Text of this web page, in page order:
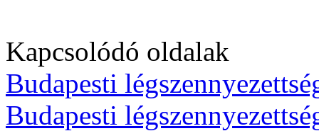
Kapcsolódó oldalak
Budapesti
Budapesti